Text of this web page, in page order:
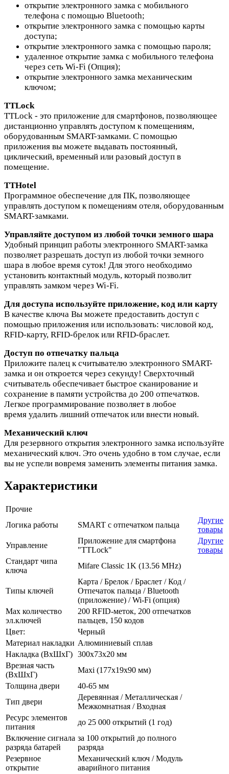
открытие электронного замка с мобильного
телефона с помощью Bluetooth;
открытие электронного замка с помощью карты
доступа;
открытие электронного замка с помощью пароля;
удаленное открытие замка с мобильного телефона
через сеть Wi-Fi (Опция);
открытие электронного замка механическим
ключом;
TTLock
TTLock - это приложение для смартфонов, позволяющее
дистанционно управлять доступом к помещениям,
оборудованным SMART-замками. С помощью
приложения вы можете выдавать постоянный,
циклический, временный или разовый доступ в
помещение.
TTHotel
Программное обеспечение для ПК, позволяющее
управлять доступом к помещениям отеля, оборудованным
SMART-замками.
Управляйте доступом из любой точки земного шара
Удобный принцип работы электронного SMART-замка
позволяет разрешать доступ из любой точки земного
шара в любое время суток! Для этого необходимо
установить контактный модуль, который позволит
управлять замком через Wi-Fi.
Для доступа используйте приложение, код или карту
В качестве ключа Вы можете предоставить доступ с
помощью приложения или использовать: числовой код,
RFID-карту, RFID-брелок или RFID-браслет.
Доступ по отпечатку пальца
Приложите палец к считывателю электронного SMART-
замка и он откроется через секунду! Сверхточный
считыватель обеспечивает быстрое сканирование и
сохранение в памяти устройства до 200 отпечатков.
Легкое программирование позволяет в любое
время удалить лишний отпечаток или внести новый.
Механический ключ
Для резервного открытия электронного замка используйте
механический ключ. Это очень удобно в том случае, если
вы не успели вовремя заменить элементы питания замка.
Характеристики
Прочие
Логика работы
SMART с отпечатком пальца
Другие
товары
Управление
Приложение для смартфона
"TTLock"
Другие
товары
Стандарт чипа
ключа
Mifare Classic 1K (13.56 MHz)
Типы ключей
Карта / Брелок / Браслет / Код /
Отпечаток пальца / Bluetooth
(приложение) / Wi-Fi (опция)
Max количество
эл.ключей
200 RFID-меток, 200 отпечатков
пальцев, 150 кодов
Цвет:
Черный
Материал накладки Алюминиевый сплав
Накладка (ВхШхГ) 300х73х20 мм
Врезная часть
(ВхШхГ)
Maxi (177х19х90 мм)
Толщина двери
40-65 мм
Тип двери
Деревянная / Металлическая /
Межкомнатная / Входная
Ресурс элементов
питания
до 25 000 открытий (1 год)
Включение сигнала
разряда батарей
за 100 открытий до полного
разряда
Резервное
открытие
Механический ключ / Модуль
аварийного питания